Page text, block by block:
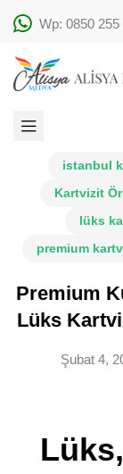
Wp: 0850 255
istanbul
Kartvizit
lüks
premium
Premium
Lüks
Şubat 4,